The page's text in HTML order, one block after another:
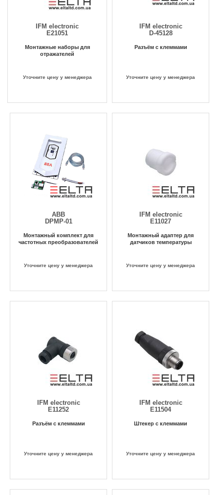
IFM electronic
E21051
Монтажные наборы для
отражателей
Уточните цену у менеджера
IFM electronic
D-45128
Разъём с клеммами
Уточните цену у менеджера
ABB
DPMP-01
Монтажный комплект для
частотных преобразователей
Уточните цену у менеджера
IFM electronic
E11027
Монтажный адаптер для
датчиков температуры
Уточните цену у менеджера
IFM electronic
E11252
Разъём с клеммами
Уточните цену у менеджера
IFM electronic
E11504
Штекер с клеммами
Уточните цену у менеджера